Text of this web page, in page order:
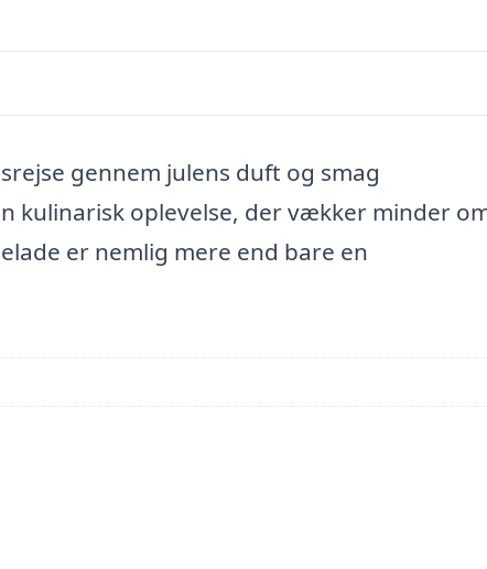
gennem julens duft og smag
kulinarisk oplevelse, der vækker minder
er nemlig mere end bare en